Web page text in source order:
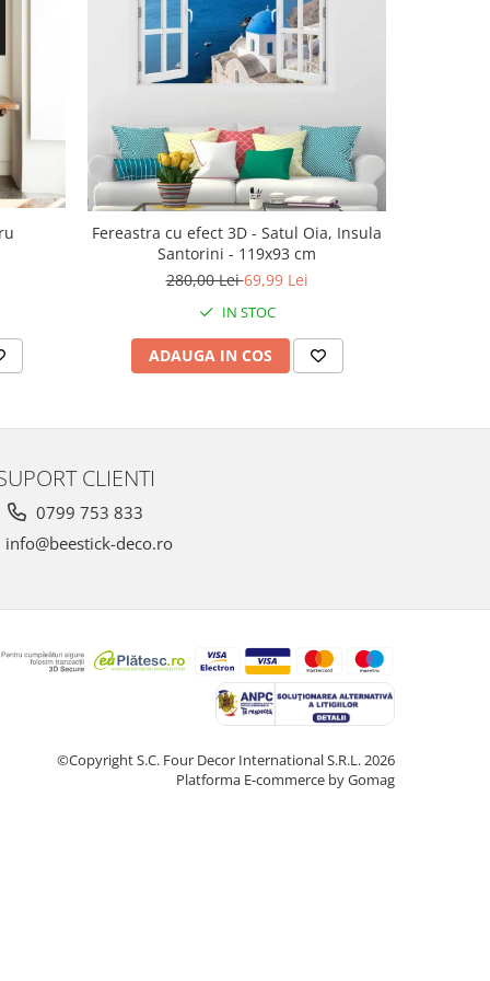
Fereastra cu efect 3D - Satul Oia, Insula
Santorini - 119x93 cm
280,00 Lei69,99 Lei
IN STOC
ADAUGA IN COS
CLIENTI
0799 753 833
info@beestick-deco.ro
©Copyright S.C. Four Decor International S.R.L. 2026
Platforma E-commerce by Gomag